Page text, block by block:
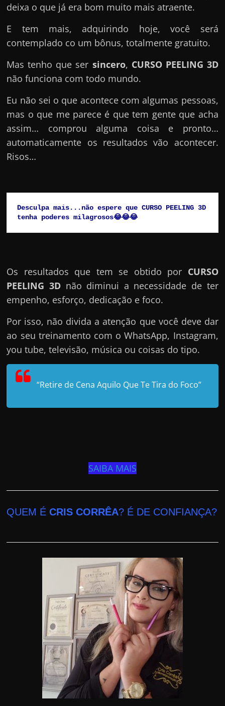
deixa o que já era bom muito mais atraente.
E tem mais, adquirindo hoje, você será
contemplado co um bônus, totalmente gratuito.
Mas tenho que ser sincero, CURSO PEELING 3D
não funciona com todo mundo.
Eu não sei o que acontece com algumas pessoas,
mas o que me parece é que tem gente que acha
assim… comprou alguma coisa e pronto…
automaticamente os resultados vão acontecer.
Risos…
Desculpa mais...não espere que CURSO PEELING 3D
tenha poderes milagrosos😂😂😂
Os resultados que tem se obtido por CURSO
PEELING 3D não diminui a necessidade de ter
empenho, esforço, dedicação e foco.
Por isso, não divida a atenção que você deve dar
ao seu treinamento com o WhatsApp, Instagram,
you tube, televisão, música ou coisas do tipo.
“Retire de Cena Aquilo Que Te Tira do Foco”
SAIBA MAIS
QUEM ÉCRIS CORRÊA? É DE CONFIANÇA?